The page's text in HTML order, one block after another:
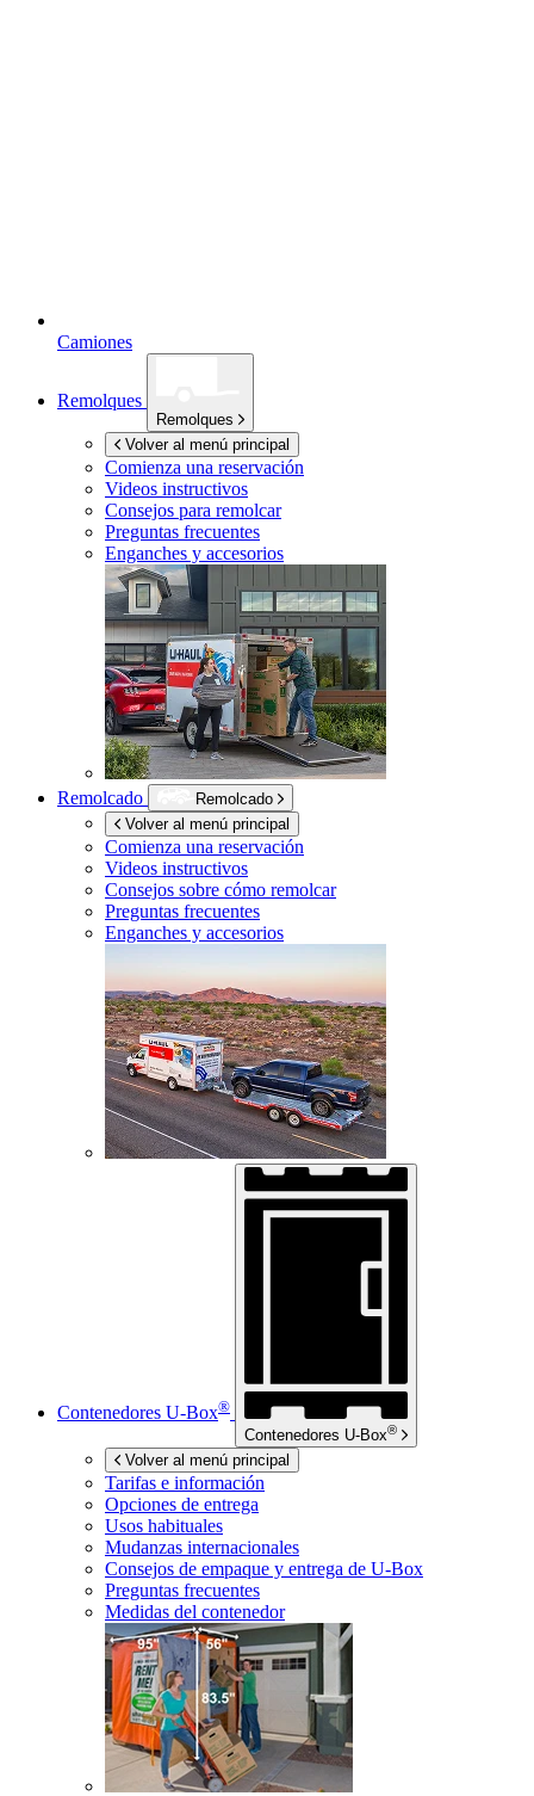
Camiones
Remolques
Remolques
Volver al menú principal
Comienza una reservación
Videos instructivos
Consejos para remolcar
Preguntas frecuentes
Enganches y accesorios
Remolcado
Remolcado
Volver al menú principal
Comienza una reservación
Videos instructivos
Consejos sobre cómo remolcar
Preguntas frecuentes
Enganches y accesorios
Contenedores U-Box®
Contenedores U-Box®
Volver al menú principal
Tarifas e información
Opciones de entrega
Usos habituales
Mudanzas internacionales
Consejos de empaque y entrega de U-Box
Preguntas frecuentes
Medidas del contenedor